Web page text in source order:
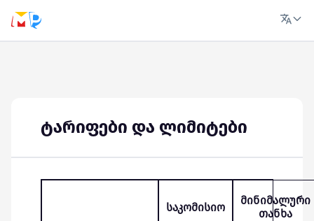
ტარიფები და ლიმიტები
საკომისიო
მინიმალური
თანხა